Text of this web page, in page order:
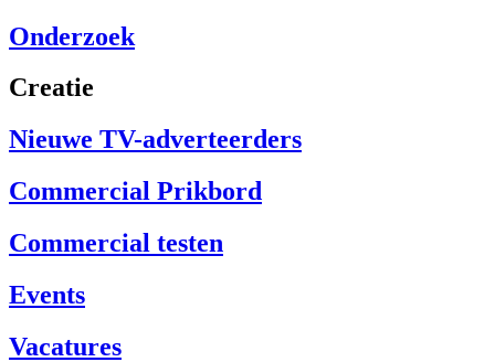
Onderzoek
Creatie
Nieuwe TV-adverteerders
Commercial Prikbord
Commercial testen
Events
Vacatures